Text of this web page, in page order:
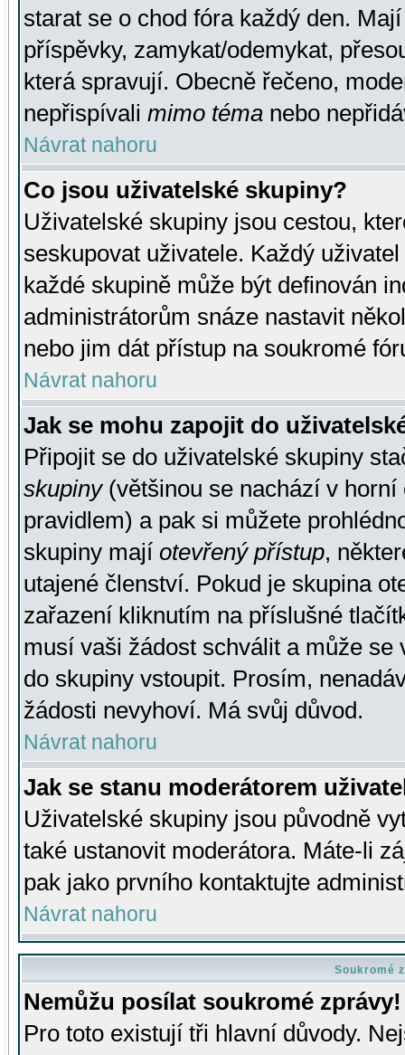
starat se o chod fóra každý den.
příspěvky, zamykat/odemykat,
která spravují. Obecně řečeno,
nepřispívali mimo téma nebo
Návrat nahoru
Co jsou uživatelské skupiny?
Uživatelské skupiny jsou cestou,
seskupovat uživatele. Každý
každé skupině může být definován
administrátorům snáze nastavit
nebo jim dát přístup na soukromé
Návrat nahoru
Jak se mohu zapojit do
Připojit se do uživatelské skupiny
skupiny(většinou se nachází v horní
pravidlem) a pak si můžete
skupiny mají otevřený přístup,
utajené členství. Pokud je skupina
zařazení kliknutím na příslušné
musí vaši žádost schválit a může se
do skupiny vstoupit. Prosím,
žádosti nevyhoví. Má svůj důvod.
Návrat nahoru
Jak se stanu moderátorem
Uživatelské skupiny jsou původně
také ustanovit moderátora. Máte-li
pak jako prvního kontaktujte
Návrat nahoru
Soukromé
Nemůžu posílat soukromé zprávy!
Pro toto existují tři hlavní důvody.